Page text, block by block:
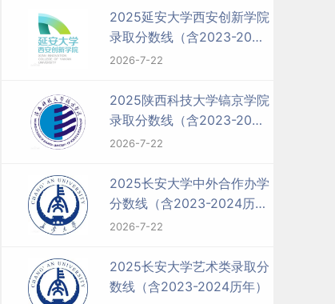
2025延安大学西安创新学院
录取分数线（含2023-2024
历年）
2026-7-22
2025陕西科技大学镐京学院
录取分数线（含2023-2024
历年）
2026-7-22
2025长安大学中外合作办学
分数线（含2023-2024历
年）
2026-7-22
2025长安大学艺术类录取分
数线（含2023-2024历年）